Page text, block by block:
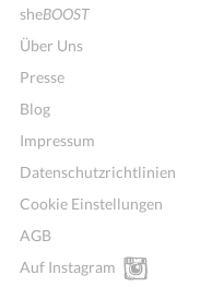
sheBOOST
Über Uns
Presse
Blog
Impressum
Datenschutzrichtlinien
Cookie Einstellungen
AGB
Auf Instagram